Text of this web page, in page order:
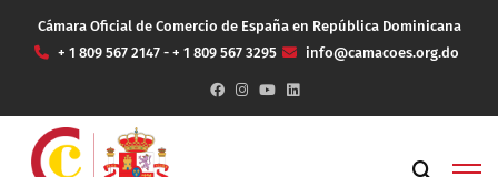
Cámara Oficial de Comercio de España en República Dominicana
+ 1 809 567 2147 - + 1 809 567 3295
info@camacoes.org.do